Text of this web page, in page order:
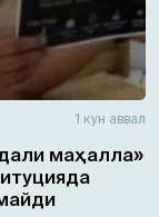
1 кун аввал
маҳалла»